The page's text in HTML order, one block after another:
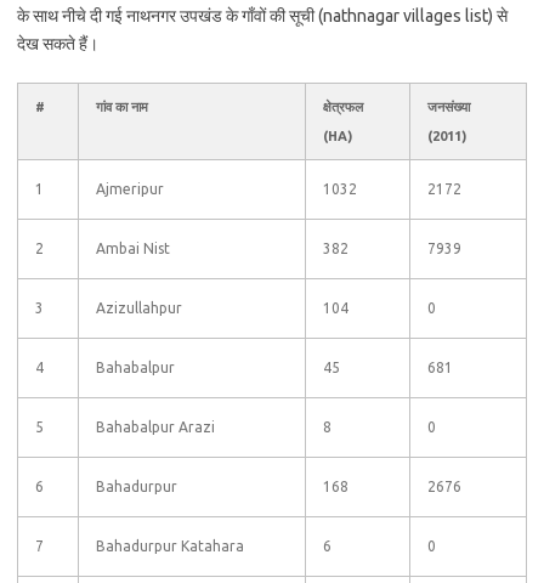
के साथ नीचे दी गई नाथनगर उपखंड के गाँवों की सूची (nathnagar villages list) से
देख सकते हैं।
# गांव का नाम
क्षेत्रफल
(HA)
जनसंख्या
(2011)
1 Ajmeripur 1032 2172
2 Ambai Nist 382 7939
3 Azizullahpur 104 0
4 Bahabalpur 45 681
5 Bahabalpur Arazi 8 0
6 Bahadurpur 168 2676
7 Bahadurpur Katahara 6 0